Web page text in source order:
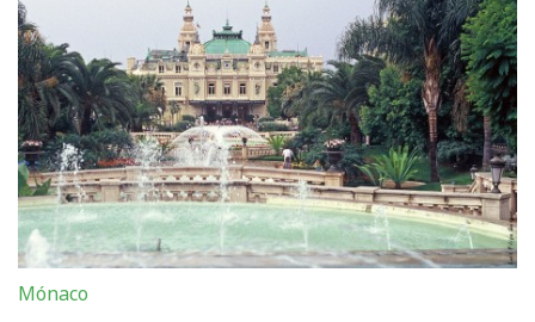
Mónaco